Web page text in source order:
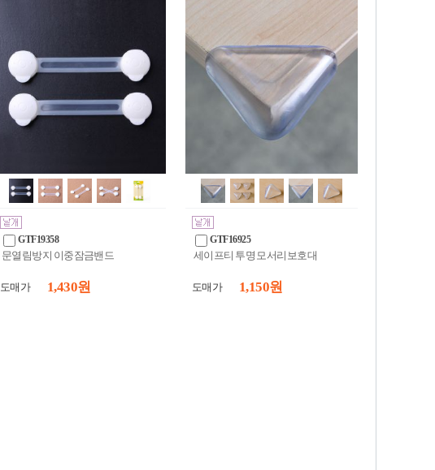
GTF19358
문열림방지 이중잠금밴드
도매가 1,430 원
GTF16925
세이프티 투명 모서리보호대
도매가 1,150 원